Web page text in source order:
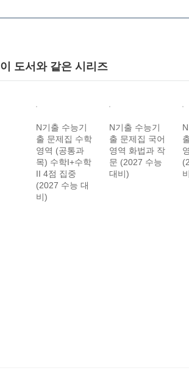
이 도서와 같은 시리즈
N기출 수능기
출 문제집 수학
영역 (공통과
목) 수학I+수학
II 4점 집중
(2027 수능 대
비)
N기출 수능기
출 문제집 국어
영역 화법과 작
문 (2027 수능
대비)